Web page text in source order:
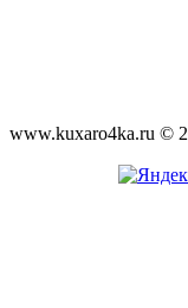
www.kuxaro4ka.ru ©